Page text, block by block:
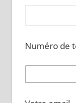
Numéro de